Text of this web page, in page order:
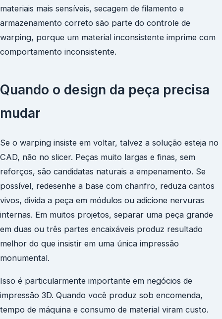
materiais mais sensíveis, secagem de filamento e
armazenamento correto são parte do controle de
warping, porque um material inconsistente imprime com
comportamento inconsistente.
Quando o design da peça precisa
mudar
Se o warping insiste em voltar, talvez a solução esteja no
CAD, não no slicer. Peças muito largas e finas, sem
reforços, são candidatas naturais a empenamento. Se
possível, redesenhe a base com chanfro, reduza cantos
vivos, divida a peça em módulos ou adicione nervuras
internas. Em muitos projetos, separar uma peça grande
em duas ou três partes encaixáveis produz resultado
melhor do que insistir em uma única impressão
monumental.
Isso é particularmente importante em negócios de
impressão 3D. Quando você produz sob encomenda,
tempo de máquina e consumo de material viram custo.